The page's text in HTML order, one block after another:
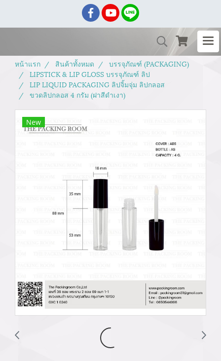
หน้าแรก สินค้าทั้งหมด
บรรจุภัณฑ์ (PACKAGING)
LIPSTICK & LIP GLOSS บรรจุภัณฑ์ ลิป
LIP LIQUID PACKAGING ลิปจิ้มจุ่ม ลิปกลอส
ขวดลิปกลอส 4 กรัม (ฝาสีดำเงา)
New